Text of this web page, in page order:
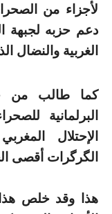
لأجزاء من
دعم حزبه لجبهة
الغربية والنضال
كما طالب من
البرلمانية
الإحتلال
الگرگرات أقصى
هذا وقد خلص